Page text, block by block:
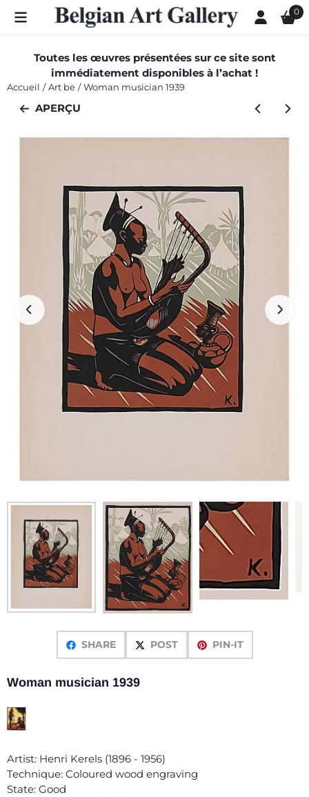
Les préférences de cookies sont actuellement fermées. 0
Toutes les œuvres présentées sur ce site sont
immédiatement disponibles à l’achat !
Accueil / Art be / Woman musician 1939
APERÇU
SHARE POST PIN-IT
Woman musician 1939
Artist: Henri Kerels (1896 - 1956)
Technique: Coloured wood engraving
State: Good